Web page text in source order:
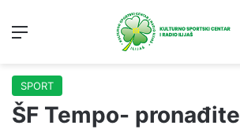
SPORT
ŠF Tempo- pronađite